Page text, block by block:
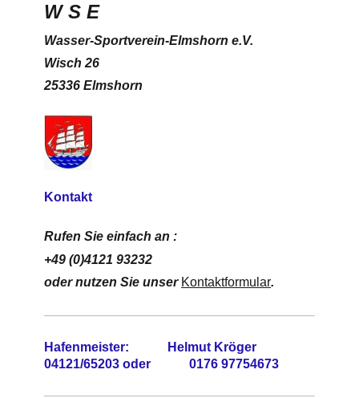
W S E
Wasser-Sportverein-Elmshorn e.V.
Wisch 26
25336 Elmshorn
Kontakt
Rufen Sie einfach an :
+49 (0)4121 93232
oder nutzen Sie unser Kontaktformular.
Hafenmeister: Helmut Kröger
04121/65203 oder 0176 97754673